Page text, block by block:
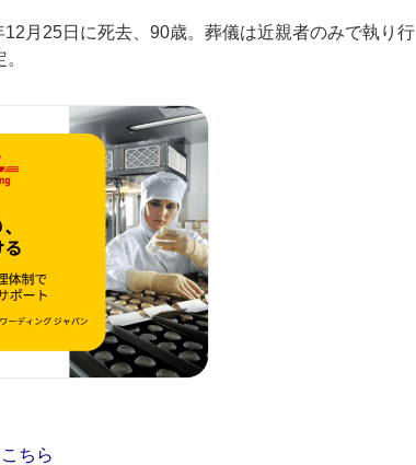
12月25日に死去、90歳。葬儀は近親者のみで執り行
ちら